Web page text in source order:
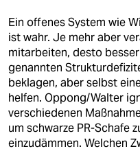
Ein offenes System wie
ist wahr. Je mehr aber
mitarbeiten, desto
genannten
beklagen, aber selbst
helfen. Oppong/Walter
verschiedenen
um schwarze PR-Schafe
einzudämmen. Welchen